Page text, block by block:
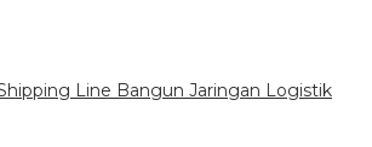
Line Bangun Jaringan Logistik